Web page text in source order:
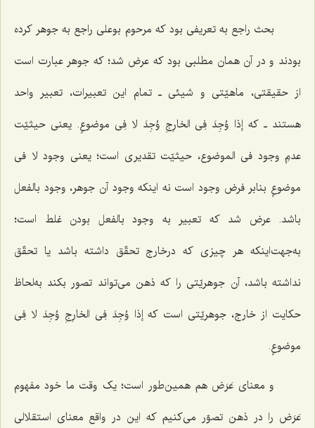
بحث راجع به تعریفى بود که مرحوم بوعلى راجع به جوهر کرده
بودند و در آن همان مطلبى بود که عرض شد؛ که جوهر عبارت است
از حقیقتى، ماهیّتى و شیئی ـ تمام این تعبیرات، تعبیر واحد
هستند ـ که إذا وُجِدَ فِى الخارِجِ وُجِدَ لا فِى موضوعٍ. یعنى حیثیّت
عدمِ وجود فى الموضوع، حیثیّت تقدیرى است؛ یعنى وجود لا فی
موضوعٍ بنابر فرض وجود است نه اینکه وجود آن جوهر، وجود بالفعل
باشد. عرض شد که تعبیر به وجود بالفعل بودن غلط است؛
به‌جهت‌اینکه هر چیزی که درخارج تحقّق داشته باشد یا تحقّق
نداشته باشد، آن جوهریّتى را که ذهن مى‌تواند تصور بکند به‌لحاظ
حکایت از خارج، جوهریّتى است کهإذا وُجِدَ فِى الخارِجِ وُجِدَ لا فِى
موضوعٍ.
و معناى عَرَض هم همین‌طور است؛ یک وقت ما خود مفهوم
عَرَض را در ذهن تصوّر مى‌کنیم که این در واقع معناى استقلالى